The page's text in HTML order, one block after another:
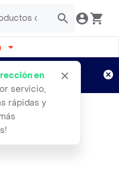
en
servicio,
rápidas y
Aplican TyC
De